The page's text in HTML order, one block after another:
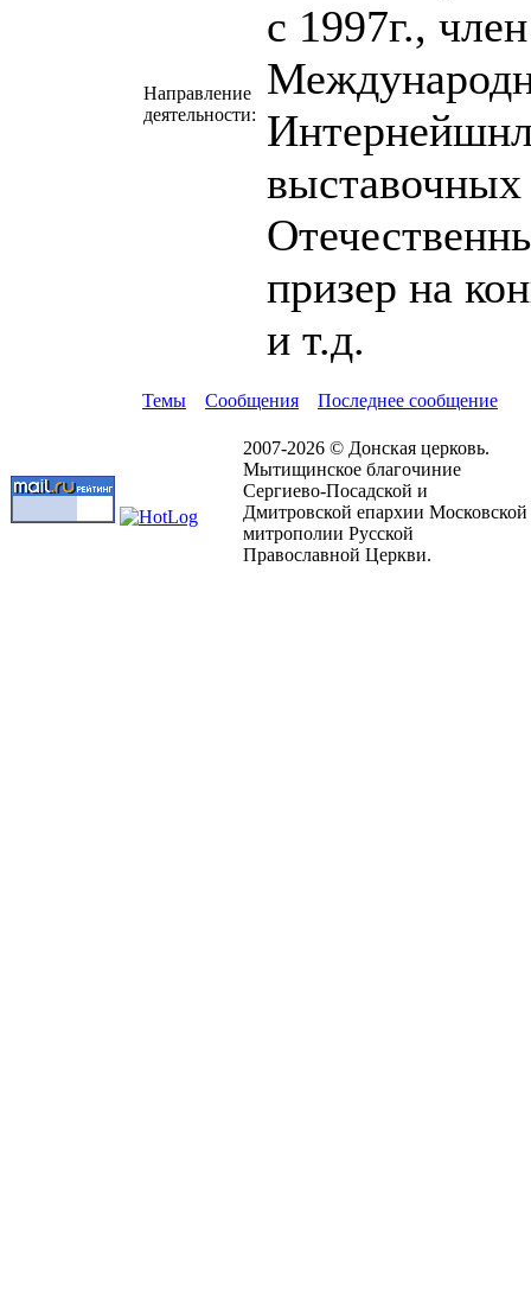
Направление
деятельности:
с 1997г.,
призер на
и т.д.
Темы Сообщения Последнее сообщение
2007-2026 © Донская церковь.
Мытищинское благочиние
Сергиево-Посадской и
Дмитровской епархии Московской
митрополии Русской
Православной Церкви.